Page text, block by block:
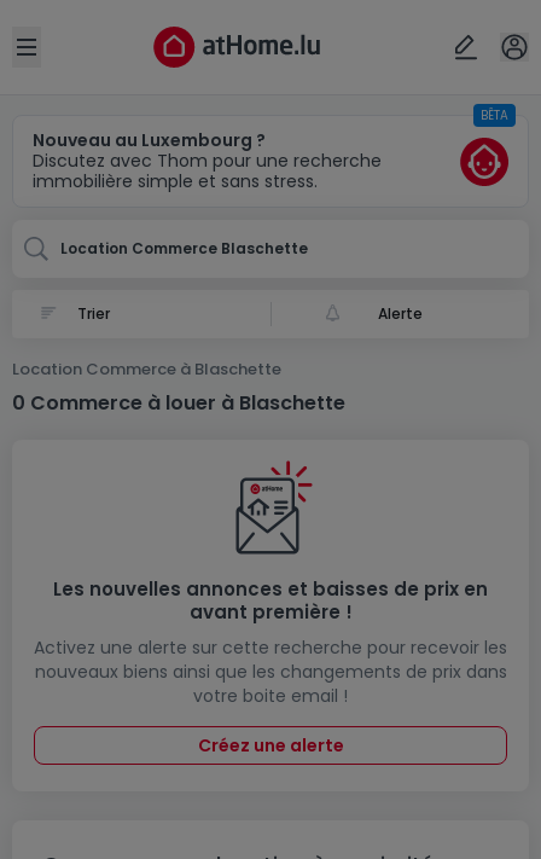
Open sidebar
Nouveau au Luxembourg ?
Discutez avec Thom pour une recherche
immobilière simple et sans stress.
BÊTA
Location Commerce Blaschette
Alerte
Location Commerce à Blaschette
0 Commerce à louer à Blaschette
Les nouvelles annonces et baisses de prix en
avant première !
Activez une alerte sur cette recherche pour recevoir les
nouveaux biens ainsi que les changements de prix dans
votre boite email !
Créez une alerte
Localité(s)
Annuler OK